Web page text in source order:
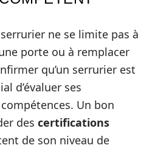
ne se limite pas à
porte ou à remplacer
qu’un serrurier est
d’évaluer ses
Un bon
des certifications
de son niveau de